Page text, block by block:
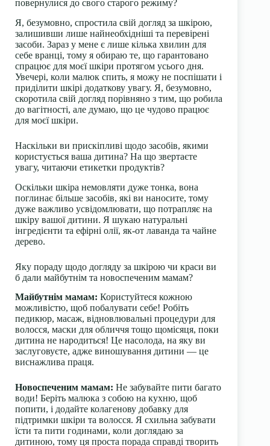
повернулися до свого старого режиму?
Я, безумовно, спростила свій догляд за шкірою,
залишивши лише найнеобхідніші та перевірені
засоби. Зараз у мене є лише кілька хвилин для
себе вранці, тому я обираю те, що гарантовано
спрацює для моєї шкіри протягом усього дня.
Увечері, коли малюк спить, я можу не поспішати і
приділити шкірі додаткову увагу. Я, безумовно,
скоротила свій догляд порівняно з тим, що робила
до вагітності, але думаю, що це чудово працює
для моєї шкіри.
Наскільки ви прискіпливі щодо засобів, якими
користується ваша дитина? На що звертаєте
увагу, читаючи етикетки продуктів?
Оскільки шкіра немовляти дуже тонка, вона
поглинає більше засобів, які ви наносите, тому
дуже важливо усвідомлювати, що потрапляє на
шкіру вашої дитини. Я шукаю натуральні
інгредієнти та ефірні олії, як-от лаванда та чайне
дерево.
Яку пораду щодо догляду за шкірою чи краси ви
б дали майбутнім та новоспеченим мамам?
Майбутнім мамам: Користуйтеся кожною
можливістю, щоб побалувати себе! Робіть
педикюр, масаж, відновлювальні процедури для
волосся, маски для обличчя тощо щомісяця, поки
дитина не народиться! Це насолода, на яку ви
заслуговуєте, адже виношування дитини — це
виснажлива праця.
Новоспеченим мамам: Не забувайте пити багато
води! Беріть малюка з собою на кухню, щоб
попити, і додайте колагенову добавку для
підтримки шкіри та волосся. Я схильна забувати
їсти та пити годинами, коли доглядаю за
дитиною, тому ця проста порада справді творить